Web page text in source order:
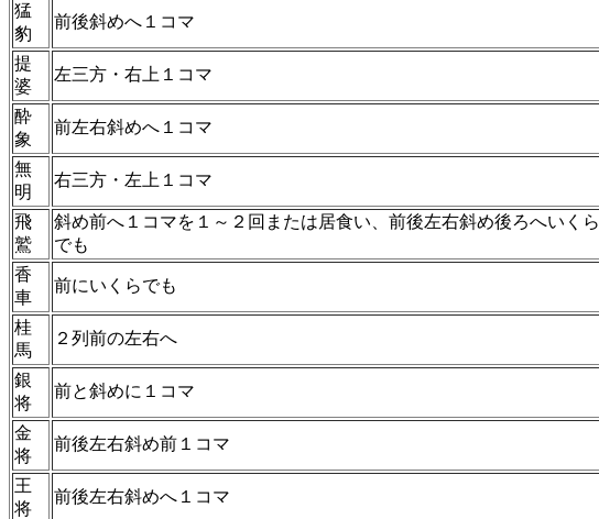
猛
豹
前後斜めへ１コマ
提
婆
左三方・右上１コマ
酔
象
前左右斜めへ１コマ
無
明
右三方・左上１コマ
飛
鷲
斜め前へ１コマを１～２回または居食い、前後左右斜め後ろへいくら
でも
香
車
前にいくらでも
桂
馬
２列前の左右へ
銀
将
前と斜めに１コマ
金
将
前後左右斜め前１コマ
王
将
前後左右斜めへ１コマ